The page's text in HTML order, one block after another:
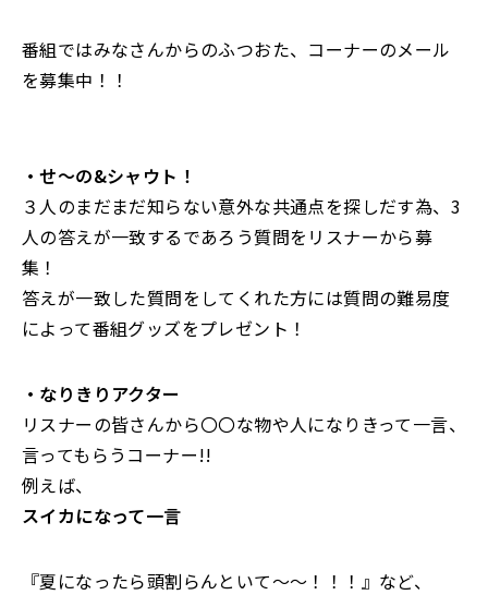
番組ではみなさんからのふつおた、コーナーのメール
を募集中！！
・せ〜の&シャウト！
３人のまだまだ知らない意外な共通点を探しだす為、3
人の答えが一致するであろう質問をリスナーから募
集！
答えが一致した質問をしてくれた方には質問の難易度
によって番組グッズをプレゼント！
・なりきりアクター
リスナーの皆さんから〇〇な物や人になりきって一言、
言ってもらうコーナー!!
例えば、
スイカになって一言
『夏になったら頭割らんといて〜〜！！！』など、